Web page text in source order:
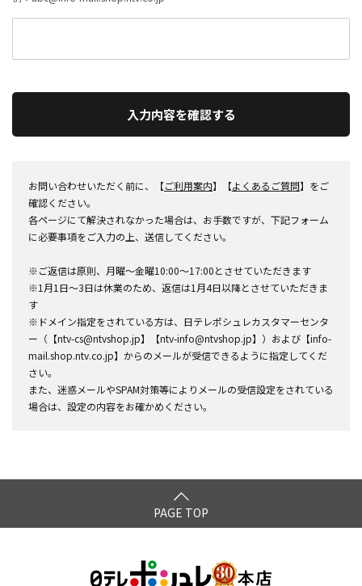
入力内容を確認する
お問い合わせいただく前に、【ご利用案内】【よくあるご質問】をご
確認ください。
各ページにて解決されなかった場合は、お手数ですが、下記フォーム
に必要事項をご入力の上、送信してください。
※ご返信は原則、月曜～金曜10:00～17:00とさせていただきます
※1月1日～3日は休業のため、返信は1月4日以降とさせていただきま
す
※ドメイン指定をされている方は、日テレポシュレカスタマーセンタ
ー（【ntv-cs@ntvshop.jp】【ntv-info@ntvshop.jp】）および【info-
mail.shop.ntv.co.jp】からのメールが受信できるように指定してくだ
さい。
また、迷惑メールやSPAM対策等によりメールの受信設定をされている
場合は、設定の内容をお確かめください。
PAGE TOP